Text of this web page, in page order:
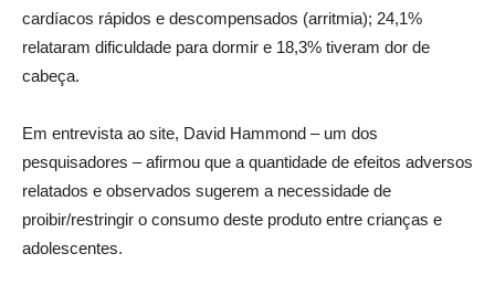
cardíacos rápidos e descompensados (arritmia); 24,1%
relataram dificuldade para dormir e 18,3% tiveram dor de
cabeça.
Em entrevista ao site, David Hammond – um dos
pesquisadores – afirmou que a quantidade de efeitos adversos
relatados e observados sugerem a necessidade de
proibir/restringir o consumo deste produto entre crianças e
adolescentes.